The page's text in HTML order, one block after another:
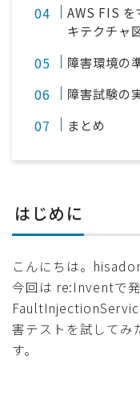
AWS FIS を
キテクチャ
障害環境の
障害試験の
まとめ
はじめに
こんにちは。hisadon
今回は re:Inventで
害テストを試してみ
す。